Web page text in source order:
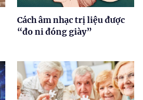
Cách âm nhạc trị liệu được
“đo ni đóng giày”